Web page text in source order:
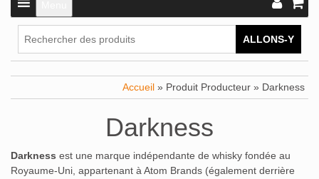
ALLONS-Y
Accueil » Produit Producteur » Darkness
Darkness
Darkness est une marque indépendante de whisky fondée au
Royaume-Uni, appartenant à Atom Brands (également derrière